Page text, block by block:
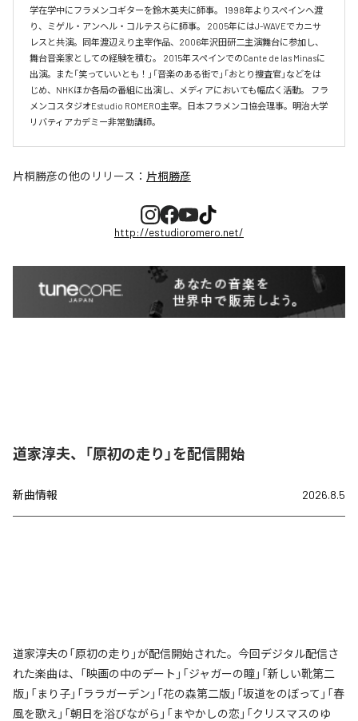
学在学中にフラメンコギターを鈴木英夫に師事。 1998年よりスペインへ渡
り、ミゲル・アンヘル・コルテスらに師事。 2005年にはJ-WAVEでカニサ
レスと共演。同年渡辺えり主宰作品、2006年沢田研二主演舞台に参加し、
舞台音楽家としての経験を積む。 2015年スペインでのCante de las Minasに
出演。また「笑っていいとも！」「音楽のある街で」「おとり捜査官」などをは
じめ、NHKほか各局の番組に出演し、メディアにおいても幅広く活動。 フラ
メンコスタジオEstudio ROMERO主宰。日本フラメンコ協会理事。明治大学
リバティアカデミー非常勤講師。
片桐勝彦の他のリリース： 片桐勝彦
http://estudioromero.net/
道家淳夫、「原初の走り」を配信開始
新曲情報 2026.8.5
道家淳夫の「原初の走り」が配信開始された。今回デジタル配信さ
れた楽曲は、「映画の中のデート」「ジャガーの瞳」「新しい靴第二
版」「まり子」「ララガーデン」「花の森第二版」「坂道をのぼって」「春
風を歌え」「朝日を浴びながら」「まやかしの恋」「クリスマスのゆ